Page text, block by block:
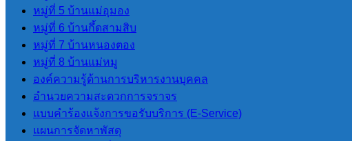
หมู่ที่ 5 บ้านแม่อุมอง
หมู่ที่ 6 บ้านกึ้ดสามสิบ
หมู่ที่ 7 บ้านหนองตอง
หมู่ที่ 8 บ้านแม่หมู
องค์ความรู้ด้านการบริหารงานบุคคล
อำนวยความสะดวกการจราจร
แบบคำร้องแจ้งการขอรับบริการ (E-Service)
แผนการจัดหาพัสดุ
กฏหมายและพระราช
บัญญัติ
ระเบียบข้อกฏหมายที่เกี่ยวข้อง
รายงานต่างๆ